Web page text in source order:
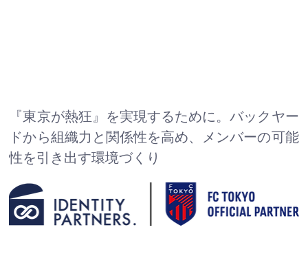
『東京が熱狂』を実現するために。バックヤー
ドから組織力と関係性を高め、メンバーの可能
性を引き出す環境づくり